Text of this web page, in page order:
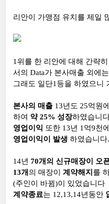
리안이 가맹점 유치를 제일
1위를 한 리안에 대해 간략
서의 Data가 본사매출 외에
그래도 일단1등을 하였으니
본사의 매출 13년도 25억원
하여 약 25% 성장하였습니
영업이익 또한 13년 1억9천
영업이익이 발생 하였습니다.
14년 70개의 신규매장이 오
13개 의 매장이 계약해지 를
(주인이 바뀜)이 있었습니다
계약종료는 12,13,14년동안